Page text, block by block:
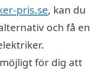
pris.se, kan du
och få en
för dig att